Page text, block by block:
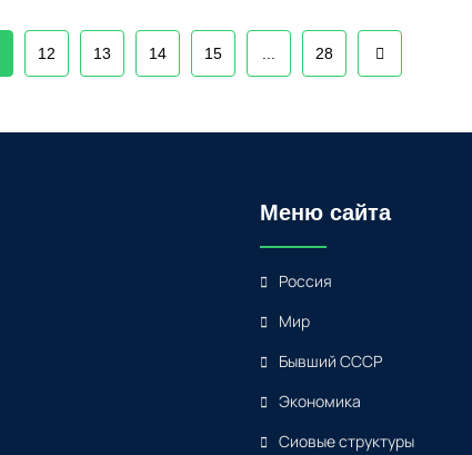
12 13 14 15 28
Меню сайта
Россия
Мир
Бывший СССР
Экономика
Сиовые структуры